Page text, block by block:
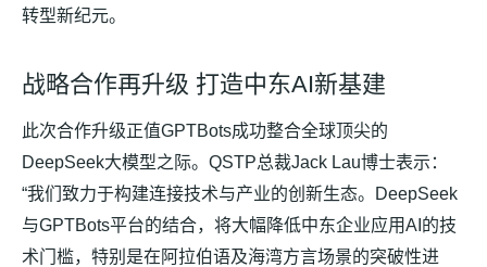
转型新纪元。
战略合作再升级 打造中东AI新基建
此次合作升级正值GPTBots成功整合全球顶尖的
DeepSeek大模型之际。QSTP总裁Jack Lau博士表示：
“我们致力于构建连接技术与产业的创新生态。DeepSeek
与GPTBots平台的结合，将大幅降低中东企业应用AI的技
术门槛，特别是在阿拉伯语及海湾方言场景的突破性进